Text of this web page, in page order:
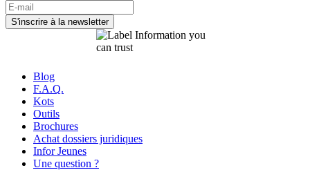
Blog
F.A.Q.
Kots
Outils
Brochures
Achat dossiers juridiques
Infor Jeunes
Une question ?